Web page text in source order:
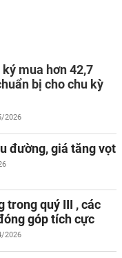
mua hơn 42,7
bị cho chu kỳ
2026
đường, giá tăng vọt
trong quý III , các
góp tích cực
2026